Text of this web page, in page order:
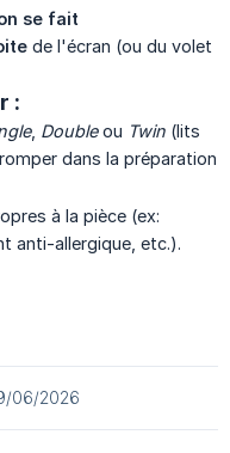
se fait
de l'écran (ou du volet
:
, Doubleou Twin (lits
dans la préparation
à la pièce (ex:
anti-allergique, etc.).
06/2026